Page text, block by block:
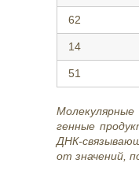
62
14
51
генные
ДНК-
от значений,